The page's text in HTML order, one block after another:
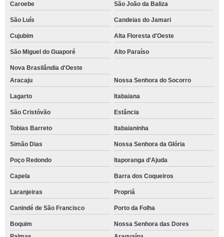
Caroebe São João da Baliza
São Luís Candeias do Jamari
Cujubim Alta Floresta d'Oeste
São Miguel do Guaporé Alto Paraíso
Nova Brasilândia d'Oeste
Aracaju
Nossa Senhora do Socorro
Lagarto Itabaiana
São Cristóvão Estância
Tobias Barreto Itabaianinha
Simão Dias Nossa Senhora da Glória
Poço Redondo Itaporanga d'Ajuda
Capela Barra dos Coqueiros
Laranjeiras Propriá
Canindé de São Francisco Porto da Folha
Boquim
Nossa Senhora das Dores